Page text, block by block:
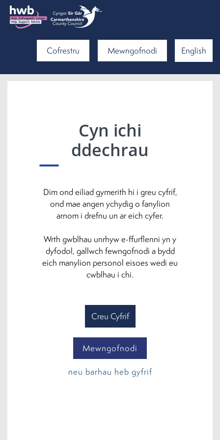
Cofrestru Mewngofnodi English
Cyn ichi
ddechrau
Dim ond eiliad gymerith hi i greu cyfrif,
ond mae angen ychydig o fanylion
arnom i drefnu un ar eich cyfer.
Wrth gwblhau unrhyw e-ffurflenni yn y
dyfodol, gallwch fewngofnodi a bydd
eich manylion personol eisoes wedi eu
cwblhau i chi.
Creu Cyfrif
Mewngofnodi
neu barhau heb gyfrif